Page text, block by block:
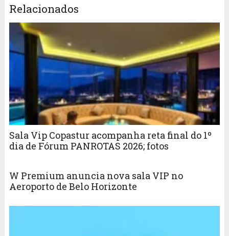
Relacionados
Sala Vip Copastur acompanha reta final do 1º
dia de Fórum PANROTAS 2026; fotos
W Premium anuncia nova sala VIP no
Aeroporto de Belo Horizonte